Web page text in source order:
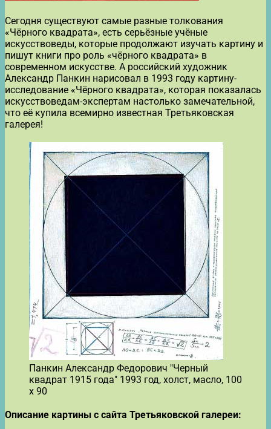
Сегодня существуют самые разные толкования
«Чёрного квадрата», есть серьёзные учёные
искусствоведы, которые продолжают изучать картину и
пишут книги про роль «чёрного квадрата» в
современном искусстве. А российский художник
Александр Панкин нарисовал в 1993 году картину-
исследование «Чёрного квадрата», которая показалась
искусствоведам-экспертам настолько замечательной,
что её купила всемирно известная Третьяковская
галерея!
Панкин Александр Федорович "Черный
квадрат 1915 года" 1993 год, холст, масло, 100
х 90
Описание картины с сайта Третьяковской галереи: